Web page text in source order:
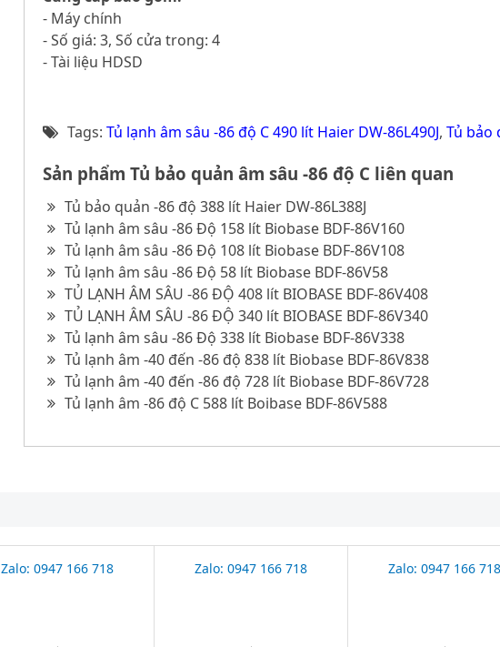
- Máy chính
- Số giá: 3, Số cửa trong: 4
- Tài liệu HDSD
Tags: Tủ lạnh âm sâu -86 độ C 490 lít Haier DW-86L490J, Tủ bảo
Sản phẩm Tủ bảo quản âm sâu -86 độ C liên quan
Tủ bảo quản -86 độ 388 lít Haier DW-86L388J
Tủ lạnh âm sâu -86 Độ 158 lít Biobase BDF-86V160
Tủ lạnh âm sâu -86 Độ 108 lít Biobase BDF-86V108
Tủ lạnh âm sâu -86 Độ 58 lít Biobase BDF-86V58
TỦ LẠNH ÂM SÂU -86 ĐỘ 408 lít BIOBASE BDF-86V408
TỦ LẠNH ÂM SÂU -86 ĐỘ 340 lít BIOBASE BDF-86V340
Tủ lạnh âm sâu -86 Độ 338 lít Biobase BDF-86V338
Tủ lạnh âm -40 đến -86 độ 838 lít Biobase BDF-86V838
Tủ lạnh âm -40 đến -86 độ 728 lít Biobase BDF-86V728
Tủ lạnh âm -86 độ C 588 lít Boibase BDF-86V588
Zalo: 0947 166 718 Zalo: 0947 166 718 Zalo: 0947 166 718